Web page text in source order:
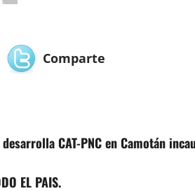
Comparte
CAT-PNC en Camotán
EL PAIS.